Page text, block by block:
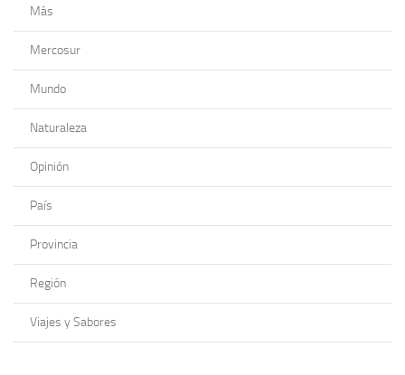
Más
Mercosur
Mundo
Naturaleza
Opinión
País
Provincia
Región
Viajes y Sabores